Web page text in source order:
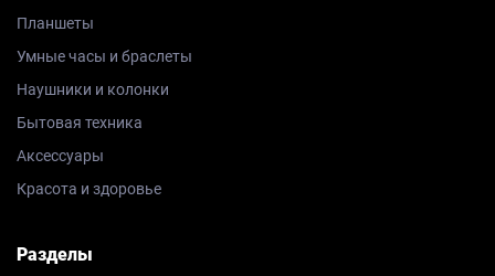
Планшеты
Умные часы и браслеты
Наушники и колонки
Бытовая техника
Аксессуары
Красота и здоровье
Разделы